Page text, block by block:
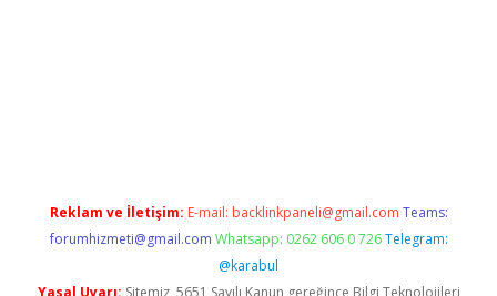
Reklam ve İletişim: E-mail: backlinkpaneli@gmail.com Teams:
forumhizmeti@gmail.com Whatsapp: 0262 606 0 726 Telegram:
@karabul
Yasal Uyarı: Sitemiz, 5651 Sayılı Kanun gereğince Bilgi Teknolojileri